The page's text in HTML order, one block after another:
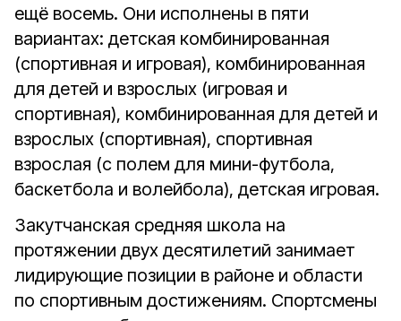
ещё восемь. Они исполнены в пяти
вариантах: детская комбинированная
(спортивная и игровая), комбинированная
для детей и взрослых (игровая и
спортивная), комбинированная для детей и
взрослых (спортивная), спортивная
взрослая (с полем для мини-футбола,
баскетбола и волейбола), детская игровая.
Закутчанская средняя школа на
протяжении двух десятилетий занимает
лидирующие позиции в районе и области
по спортивным достижениям. Спортсмены